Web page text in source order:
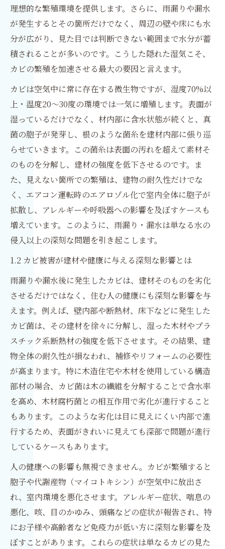
理想的な繁殖環境を提供します。さらに、雨漏りや漏水
が発生するとその箇所だけでなく、周辺の壁や床にも水
分が広がり、見た目では判断できない範囲まで水分が蓄
積されることが多いのです。こうした隠れた湿気こそ、
カビの繁殖を加速させる最大の要因と言えます。
カビは空気中に常に存在する微生物ですが、湿度70%以
上・温度20〜30度の環境では一気に増殖します。表面が
湿っているだけでなく、材内部に含水状態が続くと、真
菌の胞子が発芽し、根のような菌糸を建材内部に張り巡
らせていきます。この菌糸は表面の汚れを超えて素材そ
のものを分解し、建材の強度を低下させるのです。ま
た、見えない箇所での繁殖は、建物の耐久性だけでな
く、エアコン運転時のエアロゾル化で室内全体に胞子が
拡散し、アレルギーや呼吸器への影響を及ぼすケースも
増えています。このように、雨漏り・漏水は単なる水の
侵入以上の深刻な問題を引き起こします。
1.2 カビ被害が建材や健康に与える深刻な影響とは
雨漏りや漏水後に発生したカビは、建材そのものを劣化
させるだけではなく、住む人の健康にも深刻な影響を与
えます。例えば、壁内部や断熱材、床下などに発生した
カビ菌は、その建材を徐々に分解し、湿った木材やプラ
スチック系断熱材の強度を低下させます。その結果、建
物全体の耐久性が損なわれ、補修やリフォームの必要性
が高まります。特に木造住宅や木材を使用している構造
部材の場合、カビ菌は木の繊維を分解することで含水率
を高め、木材腐朽菌との相互作用で劣化が進行すること
もあります。このような劣化は目に見えにくい内部で進
行するため、表面がきれいに見えても深部で問題が進行
しているケースもあります。
人の健康への影響も無視できません。カビが繁殖すると
胞子や代謝産物（マイコトキシン）が空気中に放出さ
れ、室内環境を悪化させます。アレルギー症状、喘息の
悪化、咳、目のかゆみ、頭痛などの症状が報告され、特
にお子様や高齢者など免疫力が低い方に深刻な影響を及
ぼすことがあります。これらの症状は単なるカビの見た